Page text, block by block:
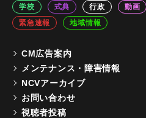
学校
式典 行政 動画
緊急速報
地域情報
CM広告案内
メンテナンス・障害情報
NCVアーカイブ
お問い合わせ
視聴者投稿